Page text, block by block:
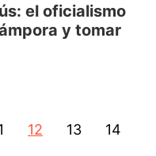
el oficialismo
y tomar
12 13 14